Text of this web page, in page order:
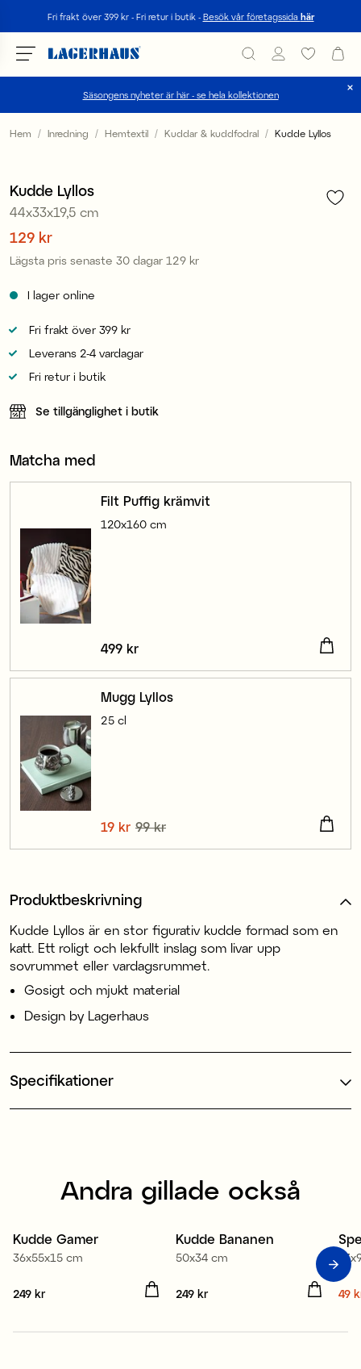
Fri frakt över 399 kr - Fri retur i butik - Besök vår företagssida här
Säsongens nyheter är här - se hela kollektionen
Välj språk / valuta
FI / EUR
SE / SEK
Hem Inredning Hemtextil Kuddar & kuddfodral Kudde Lyllos
Kudde Lyllos
44x33x19,5 cm
Pris :129 kr
129 kr
Lägsta pris senaste 30 dagar Pris :129 kr
129 kr
I lager online
Fri frakt över 399 kr
Leverans 2-4 vardagar
Fri retur i butik
Se tillgänglighet i butik
Matcha med
Filt Puffig krämvit
120x160 cm
Pris :499 kr
499 kr
Mugg Lyllos
25 cl
Nuvarande pris 99 kr
19 kr 99 kr
Produktbeskrivning
Kudde Lyllos är en stor figurativ kudde formad som en
katt. Ett roligt och lekfullt inslag som livar upp
sovrummet eller vardagsrummet.
Gosigt och mjukt material
Design by Lagerhaus
Specifikationer
Andra gillade också
Kudde Gamer
36x55x15 cm
Pris :249 kr
249 kr
Kudde Bananen
50x34 cm
Pris :249 kr
249 kr 49